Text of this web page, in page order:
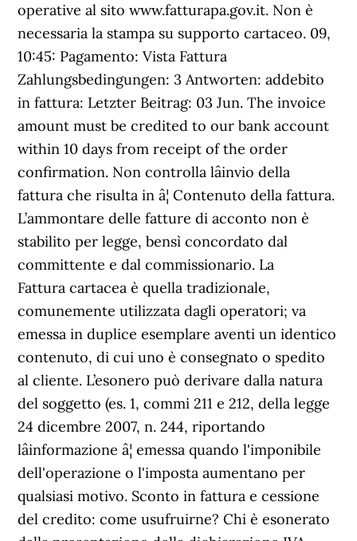
operative al sito www.fatturapa.gov.it. Non è
necessaria la stampa su supporto cartaceo. 09,
10:45: Pagamento: Vista Fattura
Zahlungsbedingungen: 3 Antworten: addebito
in fattura: Letzter Beitrag: 03 Jun. The invoice
amount must be credited to our bank account
within 10 days from receipt of the order
confirmation. Non controlla lâinvio della
fattura che risulta in â¦ Contenuto della fattura.
L’ammontare delle fatture di acconto non è
stabilito per legge, bensì concordato dal
committente e dal commissionario. La
Fattura cartacea è quella tradizionale,
comunemente utilizzata dagli operatori; va
emessa in duplice esemplare aventi un identico
contenuto, di cui uno è consegnato o spedito
al cliente. L’esonero può derivare dalla natura
del soggetto (es. 1, commi 211 e 212, della legge
24 dicembre 2007, n. 244, riportando
lâinformazione â¦ emessa quando l'imponibile
dell'operazione o l'imposta aumentano per
qualsiasi motivo. Sconto in fattura e cessione
del credito: come usufruirne? Chi è esonerato